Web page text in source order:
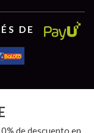
DE
de descuento en